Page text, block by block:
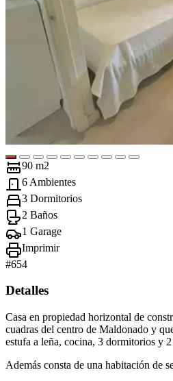
90 m2
6 Ambientes
3 Dormitorios
2 Baños
1 Garage
Imprimir
#654
Detalles
Casa en propiedad horizontal de
cuadras del centro de Maldonado y
estufa a leña, cocina, 3 dormitorios y 2
Además consta de una habitación de